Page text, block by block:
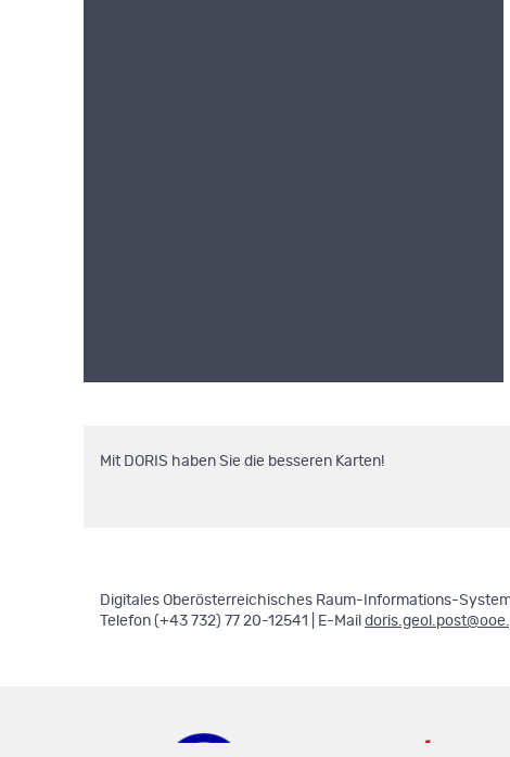
Mit DORIS haben Sie die besseren Karten!
Digitales Oberösterreichisches Raum-Informations-
Telefon (+43 732) 77 20-12541 | E-Mail